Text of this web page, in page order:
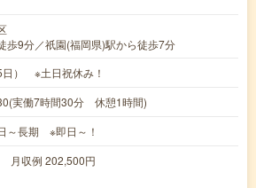
歩9分／祇園(福岡県)駅から徒歩7分
日） ※土日祝休み！
実働7時間30分 休憩1時間)
～長期 ※即日～！
月収例 202,500円